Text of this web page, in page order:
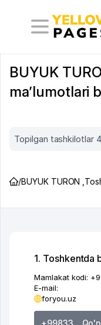
BUYUK
ma’lumotlari
Topilgan tashkilotlar
/BUYUK TURON
1. Toshkentda
Mamlakat kodi:
E-mail:
foryou.uz
+99833